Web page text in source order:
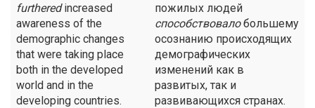
furtheredincreased
awareness of the
demographic changes
that were taking place
both in the developed
world and in the
developing countries.
пожилых людей
способствовалобольшему
осознанию происходящих
демографических
изменений как в
развитых, так и
развивающихся странах.